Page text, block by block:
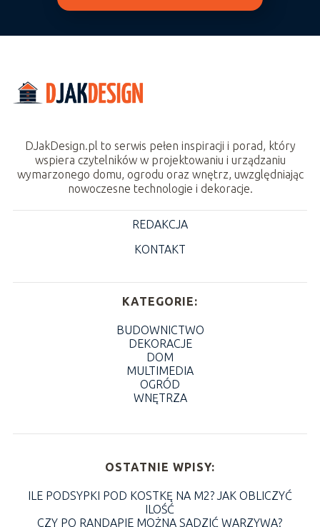
DJakDesign.pl to serwis pełen inspiracji i porad, który
wspiera czytelników w projektowaniu i urządzaniu
wymarzonego domu, ogrodu oraz wnętrz, uwzględniając
nowoczesne technologie i dekoracje.
REDAKCJA
KONTAKT
KATEGORIE:
BUDOWNICTWO
DEKORACJE
DOM
MULTIMEDIA
OGRÓD
WNĘTRZA
OSTATNIE WPISY:
ILE PODSYPKI POD KOSTKĘ NA M2? JAK OBLICZYĆ
ILOŚĆ
CZY PO RANDAPIE MOŻNA SADZIĆ WARZYWA?